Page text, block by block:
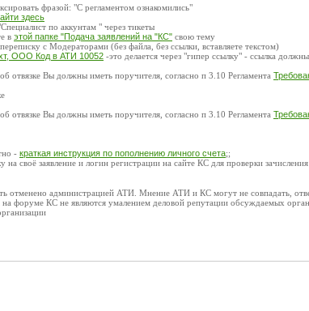
фразой: "С регламентом ознакомились"
здесь
по аккунтам " через тикеты
в этой папке "Подача заявлений на "КС" свою тему
с Модераторами (без файла, без ссылки, вставляете текстом)
ООО Код в АТИ 10052 -это делается через "гипер ссылку" - ссылка
Вы должны иметь поручителя, согласно п 3.10 Регламента
Вы должны иметь поручителя, согласно п 3.10 Регламента
- краткая инструкция по пополнению личного счета;;
своё заявление и логин регистрации на сайте КС для проверки
отменено администрацией АТИ. Мнение АТИ и КС могут не совпадать,
форуме КС не являются умалением деловой репутации обсуждаемых